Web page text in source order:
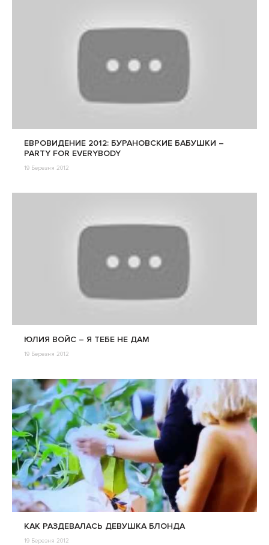
ЕВРОВИДЕНИЕ 2012: БУРАНОВСКИЕ БАБУШКИ –
PARTY FOR EVERYBODY
19 Березня 2012
ЮЛИЯ ВОЙС – Я ТЕБЕ НЕ ДАМ
19 Березня 2012
КАК РАЗДЕВАЛАСЬ ДЕВУШКА БЛОНДА
19 Березня 2012